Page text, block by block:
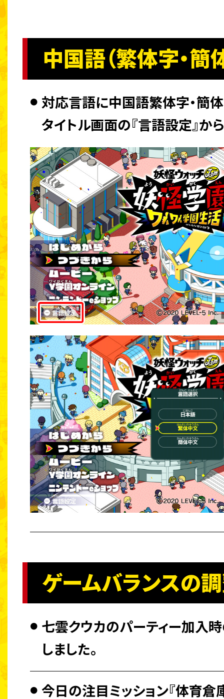
中国語（繁体字・簡
対応言語に中国語繁体字・簡
タイトル画面の『言語設定』か
ゲームバランスの
七雲クウカのパーティー加入
しました。
今日の注目ミッション『体育倉